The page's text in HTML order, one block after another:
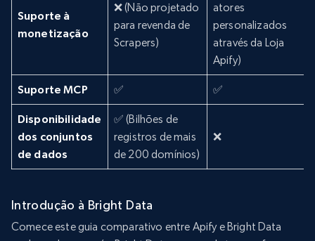
Suporte à
monetização
❌ (Não projetado
para revenda de
Scrapers)
atores
personalizados
através da Loja
Apify)
Suporte MCP ✅ ✅
Disponibilidade
dos conjuntos
de dados
✅ (Bilhões de
registros de mais
de 200 domínios)
❌
Introdução à Bright Data
Comece este guia comparativo entre Apify e Bright Data